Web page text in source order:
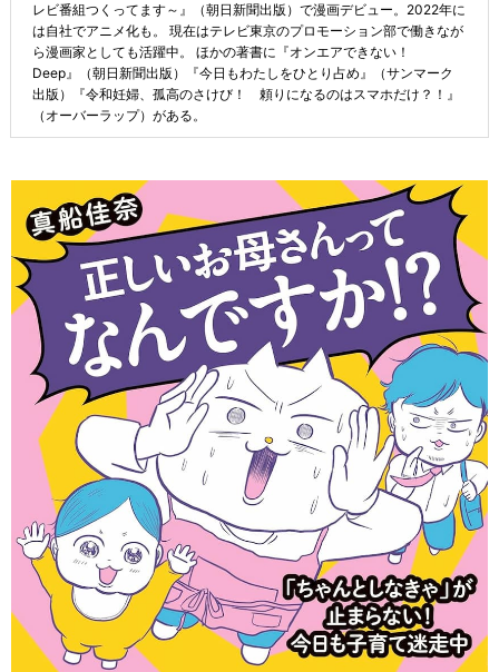
レビ番組つくってます～』（朝日新聞出版）で漫画デビュー。2022年に
は自社でアニメ化も。 現在はテレビ東京のプロモーション部で働きなが
ら漫画家としても活躍中。 ほかの著書に『オンエアできない！
Deep』（朝日新聞出版）『今日もわたしをひとり占め』（サンマーク
出版）『令和妊婦、孤高のさけび！ 頼りになるのはスマホだけ？！』
（オーバーラップ）がある。